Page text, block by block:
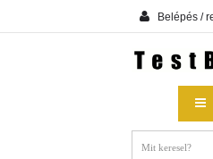
Belépés /